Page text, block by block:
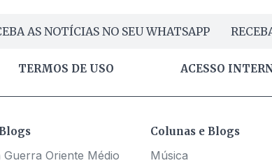
AS NOTÍCIAS NO SEU WHATSAPP
TERMOS DE USO ACESSO
Guerra Oriente Médio
Colunas e Blogs
Música